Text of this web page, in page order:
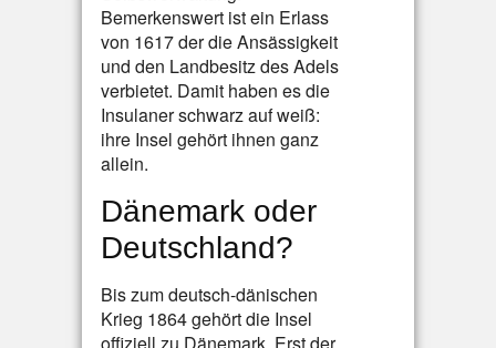
Bemerkenswert ist ein Erlass
von 1617 der die Ansässigkeit
und den Landbesitz des Adels
verbietet. Damit haben es die
Insulaner schwarz auf weiß:
ihre Insel gehört ihnen ganz
allein.
Dänemark oder
Deutschland?
Bis zum deutsch-dänischen
Krieg 1864 gehört die Insel